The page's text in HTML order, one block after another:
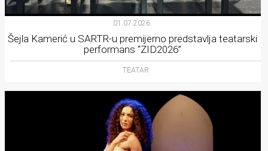
01.07.2026.
Šejla Kamerić u SARTR-u premijerno predstavlja teatarski
performans “ZID2026”
TEATAR